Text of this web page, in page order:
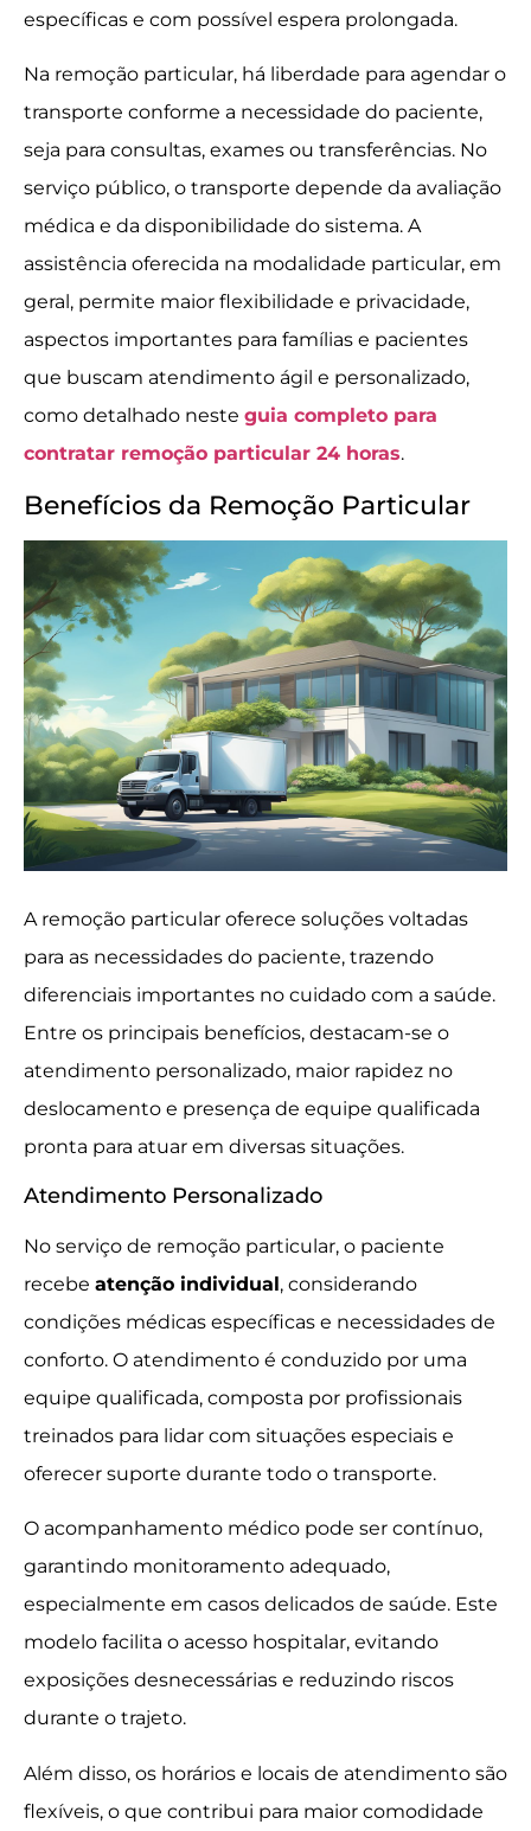
específicas e com possível espera prolongada.
Na remoção particular, há liberdade para agendar o
transporte conforme a necessidade do paciente,
seja para consultas, exames ou transferências. No
serviço público, o transporte depende da avaliação
médica e da disponibilidade do sistema. A
assistência oferecida na modalidade particular, em
geral, permite maior flexibilidade e privacidade,
aspectos importantes para famílias e pacientes
que buscam atendimento ágil e personalizado,
como detalhado neste guia completo para
contratar remoção particular 24 horas.
Benefícios da Remoção Particular
A remoção particular oferece soluções voltadas
para as necessidades do paciente, trazendo
diferenciais importantes no cuidado com a saúde.
Entre os principais benefícios, destacam-se o
atendimento personalizado, maior rapidez no
deslocamento e presença de equipe qualificada
pronta para atuar em diversas situações.
Atendimento Personalizado
No serviço de remoção particular, o paciente
recebe atenção individual, considerando
condições médicas específicas e necessidades de
conforto. O atendimento é conduzido por uma
equipe qualificada, composta por profissionais
treinados para lidar com situações especiais e
oferecer suporte durante todo o transporte.
O acompanhamento médico pode ser contínuo,
garantindo monitoramento adequado,
especialmente em casos delicados de saúde. Este
modelo facilita o acesso hospitalar, evitando
exposições desnecessárias e reduzindo riscos
durante o trajeto.
Além disso, os horários e locais de atendimento são
flexíveis, o que contribui para maior comodidade